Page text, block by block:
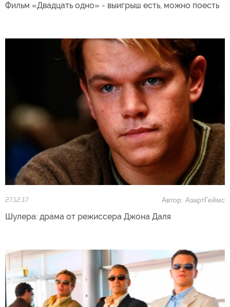
Фильм «Двадцать одно» - выигрыш есть, можно поесть
27.12.17 Автор: АзартГеймс
Шулера: драма от режиссера Джона Даля